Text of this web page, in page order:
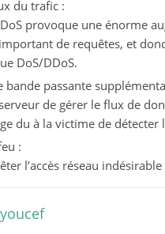
du trafic :
provoque une énorme
de requêtes, et
DoS/DDoS.
bande passante
de gérer le flux de
du à la victime de détecter
:
l’accès réseau